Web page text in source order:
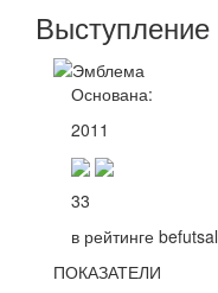
Выступление
Основана:
2011
33
в рейтинге befutsal
ПОКАЗАТЕЛИ